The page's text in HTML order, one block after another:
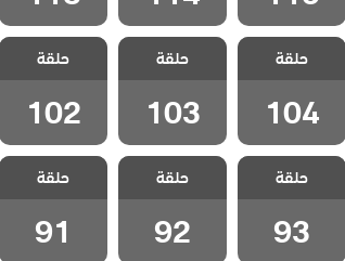
مسلسل لا تترك
يدي مدبلج
الحلقة 104
حلقة
104
مسلسل لا تترك
يدي مدبلج
الحلقة 103
حلقة
103
مسلسل لا تترك
يدي مدبلج
الحلقة 102
حلقة
102
مسلسل لا تترك
يدي مدبلج
الحلقة 93
حلقة
93
مسلسل لا تترك
يدي مدبلج
الحلقة 92
حلقة
92
مسلسل لا تترك
يدي مدبلج
الحلقة 91
حلقة
91